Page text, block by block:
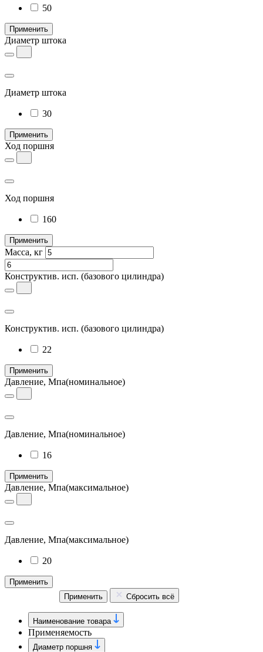
50
Применить
Диаметр штока
Диаметр штока
30
Применить
Ход поршня
Ход поршня
160
Применить
Масса, кг
Конструктив. исп. (базового цилиндра)
Конструктив. исп. (базового цилиндра)
22
Применить
Давление, Мпа(номинальное)
Давление, Мпа(номинальное)
16
Применить
Давление, Мпа(максимальное)
Давление, Мпа(максимальное)
20
Применить
Применить
Сбросить всё
Наименование товара
Применяемость
Диаметр поршня